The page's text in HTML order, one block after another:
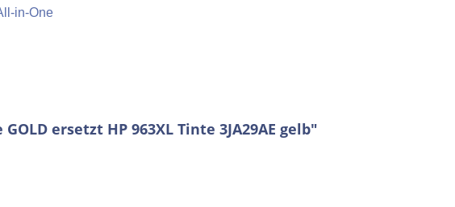
in-One
ersetzt HP 963XL Tinte 3JA29AE gelb"